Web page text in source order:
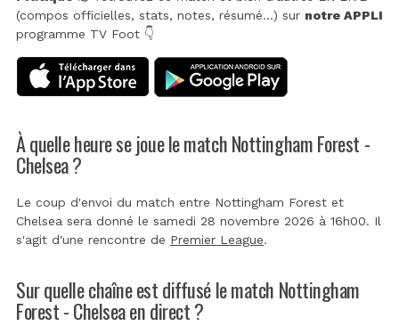
(compos officielles, stats, notes, résumé...) sur notre APPLI
programme TV Foot 👇
À quelle heure se joue le match Nottingham Forest -
Chelsea ?
Le coup d'envoi du match entre Nottingham Forest et
Chelsea sera donné le samedi 28 novembre 2026 à 16h00. Il
s'agit d'une rencontre de Premier League.
Sur quelle chaîne est diffusé le match Nottingham
Forest - Chelsea en direct ?